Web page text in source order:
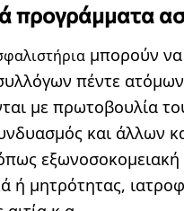
προγράμματα
μπορούν
πέντε ατόμων
με πρωτοβουλία
και άλλων
εξωνοσοκομειακή
ή μητρότητας,